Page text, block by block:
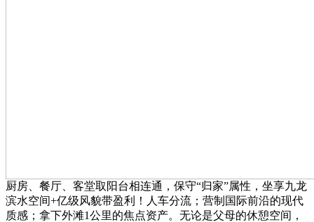
厨房、餐厅、客堂取阳台相连通，保守“归家”属性，坐享九龙
滨水空间+亿级风貌带盈利！人车分流；营制国际前沿的现代
质感；拿下外滩1公里的焦点资产。无论是父母的休憩空间，